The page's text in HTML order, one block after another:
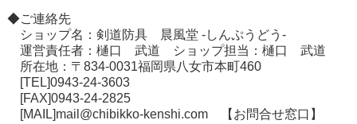
◆ご連絡先
ショップ名：剣道防具 晨風堂 -しんぷうどう-
運営責任者：樋口 武道 ショップ担当：樋口 武道
所在地：〒834-0031福岡県八女市本町460
[TEL]0943-24-3603
[FAX]0943-24-2825
[MAIL]mail@chibikko-kenshi.com【お問合せ窓口】